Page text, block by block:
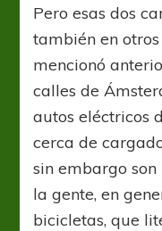
Pero esas dos
también en
mencionó
calles de
autos eléctricos
cerca de
sin embargo son
la gente, en
bicicletas, que